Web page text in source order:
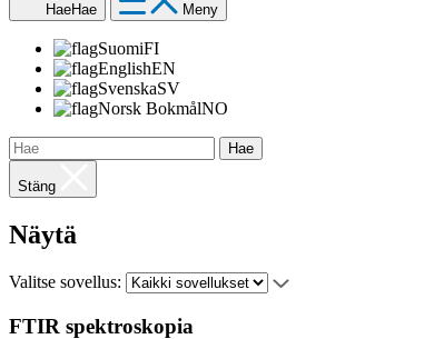
HaeHae Meny
SuomiFI
EnglishEN
SvenskaSV
Norsk BokmålNO
Hae
Stäng
Näytä
Valitse sovellus:
FTIR spektroskopia